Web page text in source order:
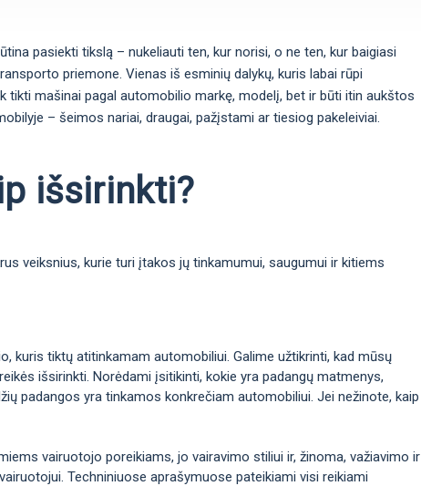
pasiekti tikslą – nukeliauti ten, kur norisi, o ne ten, kur baigiasi
priemone. Vienas iš esminių dalykų, kuris labai rūpi
mašinai pagal automobilio markę, modelį, bet ir būti itin aukštos
– šeimos nariai, draugai, pažįstami ar tiesiog pakeleiviai.
išsirinkti?
veiksnius, kurie turi įtakos jų tinkamumui, saugumui ir kitiems
kuris tiktų atitinkamam automobiliui. Galime užtikrinti, kad mūsų
išsirinkti. Norėdami įsitikinti, kokie yra padangų matmenys,
padangos yra tinkamos konkrečiam automobiliui. Jei nežinote, kaip
vairuotojo poreikiams, jo vairavimo stiliui ir, žinoma, važiavimo ir
Techniniuose aprašymuose pateikiami visi reikiami